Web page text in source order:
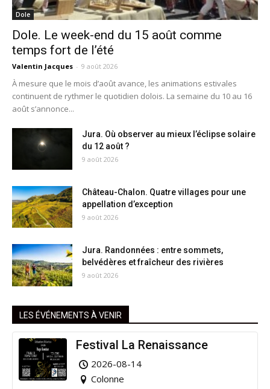
Dole
Dole. Le week-end du 15 août comme
temps fort de l’été
Valentin Jacques - 9 août 2026
À mesure que le mois d’août avance, les animations estivales
continuent de rythmer le quotidien dolois. La semaine du 10 au 16
août s’annonce...
Jura. Où observer au mieux l’éclipse solaire
du 12 août ?
9 août 2026
Château-Chalon. Quatre villages pour une
appellation d’exception
9 août 2026
Jura. Randonnées : entre sommets,
belvédères et fraîcheur des rivières
9 août 2026
LES ÉVÉNEMENTS À VENIR
Festival La Renaissance
2026-08-14
Colonne